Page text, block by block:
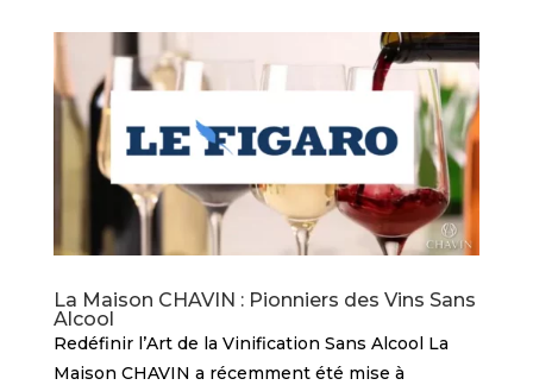
La Maison CHAVIN : Pionniers des Vins Sans
Alcool
Redéfinir l’Art de la Vinification Sans Alcool La
Maison CHAVIN a récemment été mise à